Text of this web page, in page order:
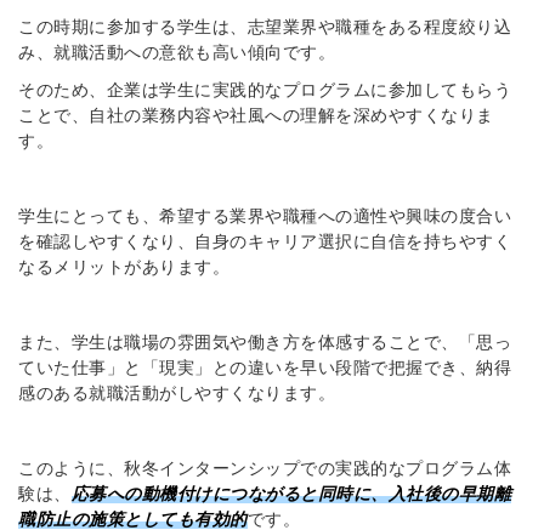
この時期に参加する学生は、志望業界や職種をある程度絞り込
み、就職活動への意欲も高い傾向です。
そのため、企業は学生に実践的なプログラムに参加してもらう
ことで、自社の業務内容や社風への理解を深めやすくなりま
す。
学生にとっても、希望する業界や職種への適性や興味の度合い
を確認しやすくなり、自身のキャリア選択に自信を持ちやすく
なるメリットがあります。
また、学生は職場の雰囲気や働き方を体感することで、「思っ
ていた仕事」と「現実」との違いを早い段階で把握でき、納得
感のある就職活動がしやすくなります。
このように、秋冬インターンシップでの実践的なプログラム体
験は、 応募への動機付けにつながると同時に、入社後の早期離
職防止の施策としても有効的です。